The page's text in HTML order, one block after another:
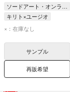
ソードアート・オンライン
キリト×ユージオ
キリト
ユージオ
×：在庫なし
サンプル
再販希望